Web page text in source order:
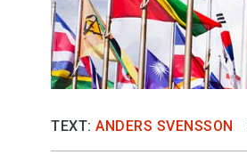
TEXT: ANDERS SVENSSON